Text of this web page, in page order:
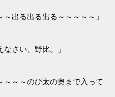
出る出る出る～～～～～」
さい、野比。」
～～～のび太の奥まで入って